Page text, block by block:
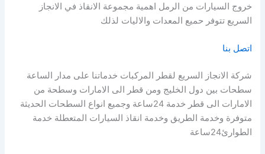
خروج السيارات من الرمل اهمية مجموعة الانقاذ في الانجاز
السريع تتوفر حميع المعدات والاليات لذلك
اتصل بنا
شركة الانجاز السريع لقطر المركبات خدماتنا على مدار الساعة
سطحات بين دول الخليج ومن قطر الى الامارات وسطحة من
الامارات الى قطر خدمة 24ساعة وجميع انواع السطحات الحديثة
متوفرة وخدمة الطريق وخدمة انقاذ السيارات المتعطلة خدمة
الطوارئ24ساعة